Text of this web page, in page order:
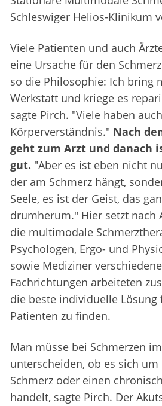
Schleswiger Helios-Klinikum
Viele Patienten und auch
eine Ursache für den
so die Philosophie: Ich bring
Werkstatt und kriege es
sagte Pirch. "Viele haben
Körperverständnis." Nach
geht zum Arzt und danach
gut. "Aber es ist eben nicht
der am Schmerz hängt,
Seele, es ist der Geist, das
drumherum." Hier setzt nach
die multimodale
Psychologen, Ergo- und
sowie Mediziner
Fachrichtungen arbeiteten
die beste individuelle Lösung
Patienten zu finden.
Man müsse bei Schmerzen
unterscheiden, ob es sich um
Schmerz oder einen
handelt, sagte Pirch. Der